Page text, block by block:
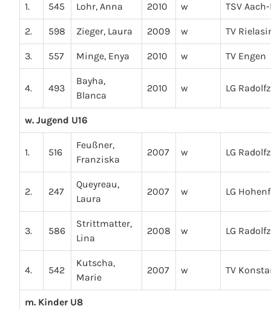
1. 545 Lohr, Anna 2010 w TSV
2. 598 Zieger, Laura 2009 w TV
3. 557 Minge, Enya 2010 w TV Engen
4. 493
Bayha,
Blanca
2010 w LG
w. Jugend U16
1. 516
Feußner,
Franziska
2007 w LG
2. 247
Queyreau,
Laura
2007 w LG
3. 586
Strittmatter,
Lina
2008 w LG
4. 542
Kutscha,
Marie
2007 w TV
m. Kinder U8